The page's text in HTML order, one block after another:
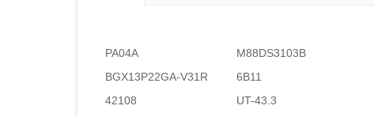
PA04A
M88DS3103B
BGX13P22GA-V31R
6B11
42108
UT-43.3